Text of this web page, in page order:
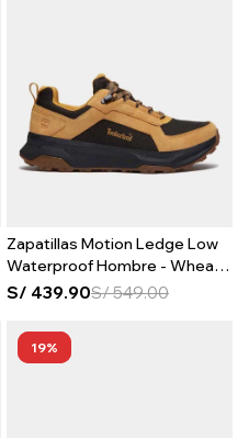
Zapatillas Motion Ledge Low
Waterproof Hombre - Wheat
Suede
S/ 439.90S/549.00
19